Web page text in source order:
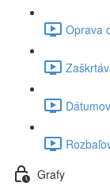
Oprava
Grafy